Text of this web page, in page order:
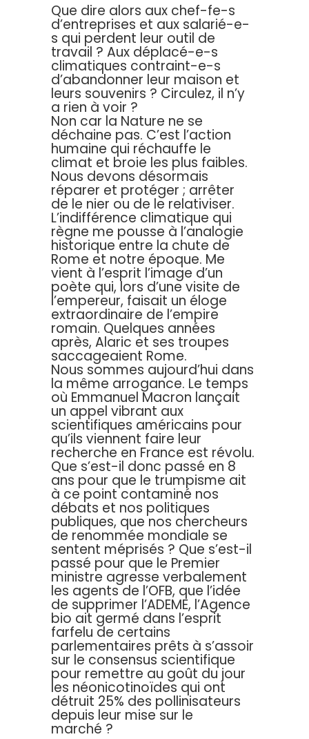
Que dire alors aux chef-fe-s
d’entreprises et aux salarié-e-
s qui perdent leur outil de
travail ? Aux déplacé-e-s
climatiques contraint-e-s
d’abandonner leur maison et
leurs souvenirs ? Circulez, il n’y
a rien à voir ?
Non car la Nature ne se
déchaine pas. C’est l’action
humaine qui réchauffe le
climat et broie les plus faibles.
Nous devons désormais
réparer et protéger ; arrêter
de le nier ou de le relativiser.
L’indifférence climatique qui
règne me pousse à l’analogie
historique entre la chute de
Rome et notre époque. Me
vient à l’esprit l’image d’un
poète qui, lors d’une visite de
l’empereur, faisait un éloge
extraordinaire de l’empire
romain. Quelques années
après, Alaric et ses troupes
saccageaient Rome.
Nous sommes aujourd’hui dans
la même arrogance. Le temps
où Emmanuel Macron lançait
un appel vibrant aux
scientifiques américains pour
qu’ils viennent faire leur
recherche en France est révolu.
Que s’est-il donc passé en 8
ans pour que le trumpisme ait
à ce point contaminé nos
débats et nos politiques
publiques, que nos chercheurs
de renommée mondiale se
sentent méprisés ? Que s’est-il
passé pour que le Premier
ministre agresse verbalement
les agents de l’OFB, que l’idée
de supprimer l’ADEME, l’Agence
bio ait germé dans l’esprit
farfelu de certains
parlementaires prêts à s’assoir
sur le consensus scientifique
pour remettre au goût du jour
les néonicotinoïdes qui ont
détruit 25% des pollinisateurs
depuis leur mise sur le
marché ?